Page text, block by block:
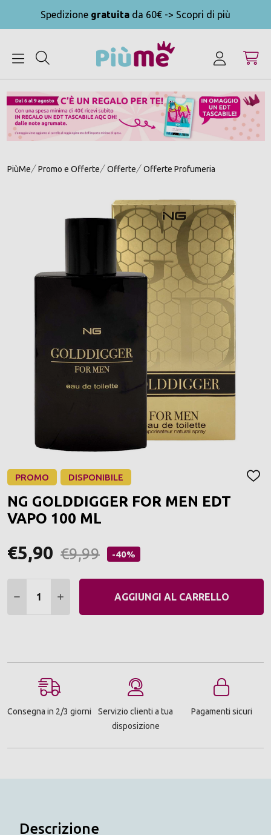
Spedizione gratuita da 60€ -> Scopri di più
PiùMe Promo e Offerte Offerte Offerte Profumeria
PROMO DISPONIBILE
NG GOLDDIGGER FOR MEN EDT
VAPO 100 ML
€5,90 €9,99 -40%
DIMINUIRE QUANTITÀ:
AUMENTARE QUANTITÀ:
AGGIUNGI AL CARRELLO
Consegna in 2/3 giorni
Servizio clienti a tua
disposizione
Pagamenti sicuri
Descrizione